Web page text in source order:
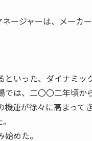
ージャーは、メーカ
といった、ダイナミッ
は、二〇〇二年頃か
運が徐々に高まってき
めた。